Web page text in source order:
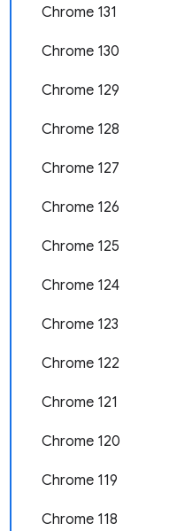
Chrome 131
Chrome 130
Chrome 129
Chrome 128
Chrome 127
Chrome 126
Chrome 125
Chrome 124
Chrome 123
Chrome 122
Chrome 121
Chrome 120
Chrome 119
Chrome 118